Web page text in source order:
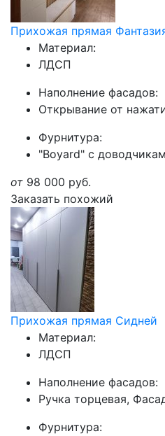
Прихожая прямая
Материал:
ЛДСП
Наполнение фасадов:
Открывание от
Фурнитура:
"Boyard" с
от 98 000 руб.
Заказать похожий
Прихожая прямая Сидней
Материал:
ЛДСП
Наполнение фасадов:
Ручка торцевая,
Фурнитура: